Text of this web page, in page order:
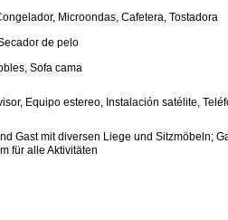
Microondas, Cafetera, Tostadora
de pelo
Sofa cama
Equipo estereo, Instalación satélite,
Gast mit diversen Liege und Sitzmöbeln;
für alle Aktivitäten